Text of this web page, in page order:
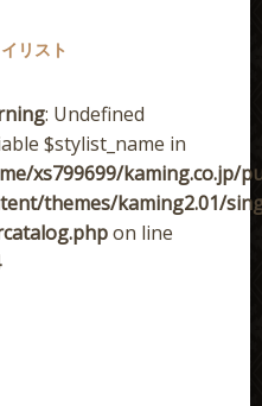
リスト
: Undefined
$stylist_name in
xs799699/kaming.co.jp/
themes/kaming2.01/
on line